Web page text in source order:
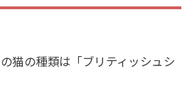
猫の種類は「ブリティッシュシ